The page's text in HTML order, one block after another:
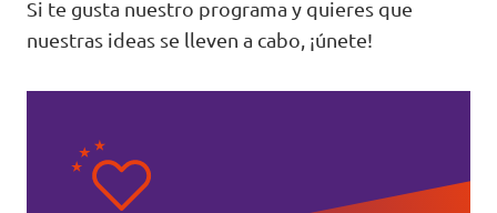
Si te gusta nuestro programa y quieres que
nuestras ideas se lleven a cabo, ¡únete!